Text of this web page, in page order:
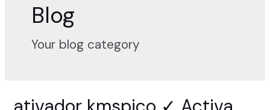
Blog
Your blog category